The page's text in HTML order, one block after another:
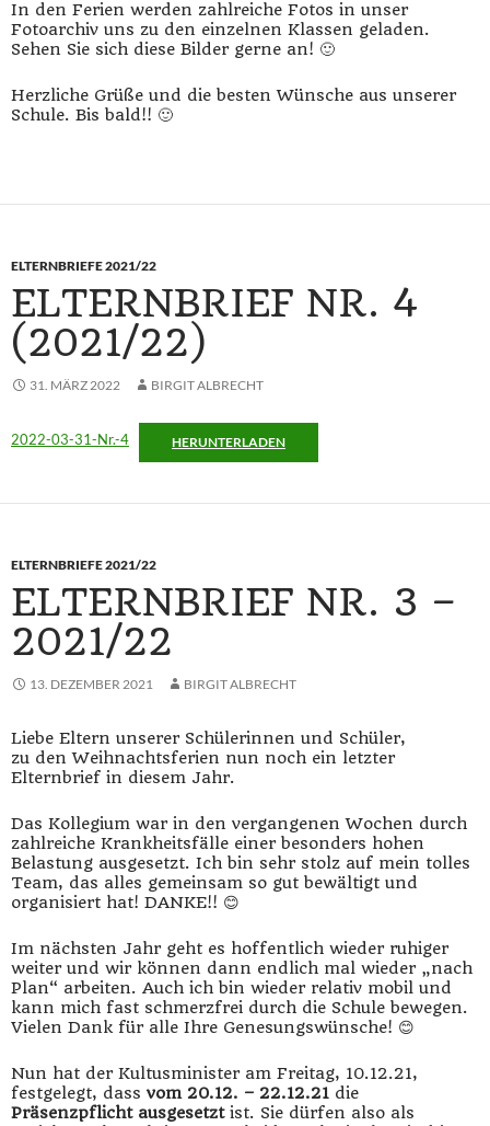
In den Ferien werden zahlreiche Fotos in unser
Fotoarchiv uns zu den einzelnen Klassen geladen.
Sehen Sie sich diese Bilder gerne an! 🙂
Herzliche Grüße und die besten Wünsche aus unserer
Schule. Bis bald!! 🙂
ELTERNBRIEFE 2021/22
ELTERNBRIEF NR. 4
(2021/22)
31. MÄRZ 2022 BIRGIT ALBRECHT
2022-03-31-Nr.-4 HERUNTERLADEN
ELTERNBRIEFE 2021/22
ELTERNBRIEF NR. 3 –
2021/22
13. DEZEMBER 2021 BIRGIT ALBRECHT
Liebe Eltern unserer Schülerinnen und Schüler,
zu den Weihnachtsferien nun noch ein letzter
Elternbrief in diesem Jahr.
Das Kollegium war in den vergangenen Wochen durch
zahlreiche Krankheitsfälle einer besonders hohen
Belastung ausgesetzt. Ich bin sehr stolz auf mein tolles
Team, das alles gemeinsam so gut bewältigt und
organisiert hat! DANKE!! 😊
Im nächsten Jahr geht es hoffentlich wieder ruhiger
weiter und wir können dann endlich mal wieder „nach
Plan“ arbeiten. Auch ich bin wieder relativ mobil und
kann mich fast schmerzfrei durch die Schule bewegen.
Vielen Dank für alle Ihre Genesungswünsche! 😊
Nun hat der Kultusminister am Freitag, 10.12.21,
festgelegt, dass vom 20.12. – 22.12.21 die
Präsenzpflicht ausgesetztist. Sie dürfen also als